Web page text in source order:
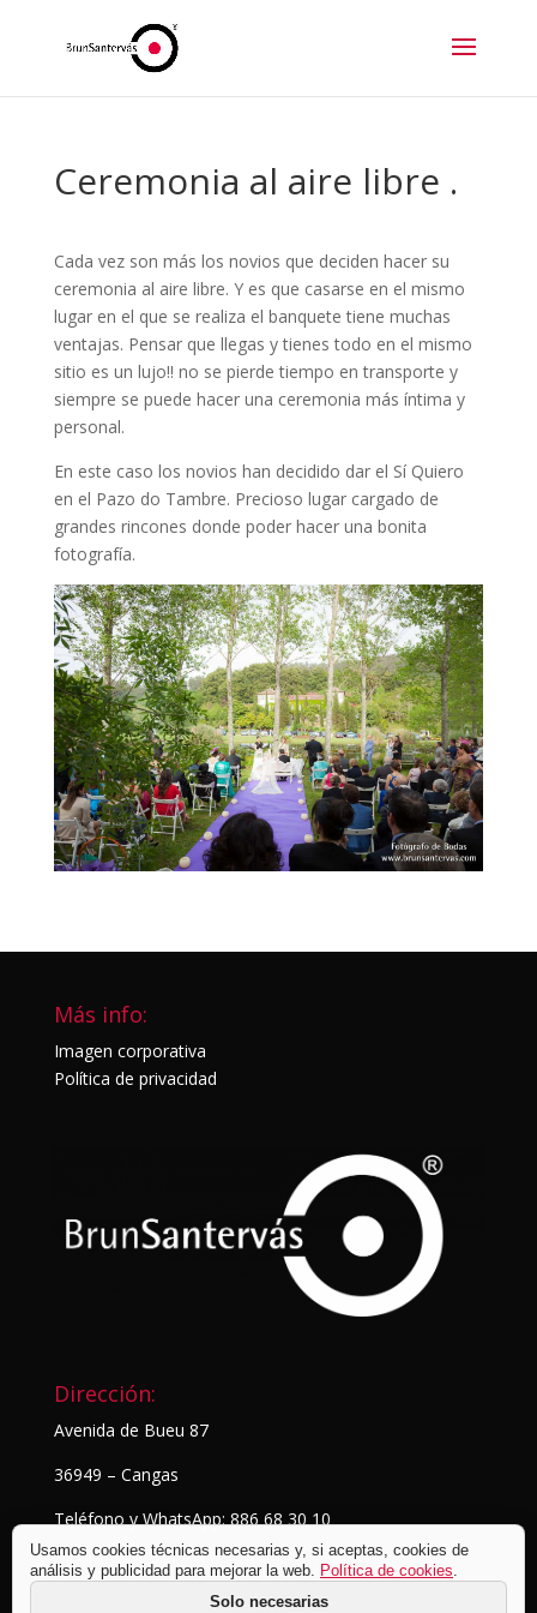
Ceremonia al aire libre .
Cada vez son más los novios que deciden hacer su
ceremonia al aire libre. Y es que casarse en el mismo
lugar en el que se realiza el banquete tiene muchas
ventajas. Pensar que llegas y tienes todo en el mismo
sitio es un lujo!! no se pierde tiempo en transporte y
siempre se puede hacer una ceremonia más íntima y
personal.
En este caso los novios han decidido dar el Sí Quiero
en el Pazo do Tambre. Precioso lugar cargado de
grandes rincones donde poder hacer una bonita
fotografía.
Más info:
Imagen corporativa
Política de privacidad
Dirección:
Avenida de Bueu 87
36949 – Cangas
Teléfono y WhatsApp: 886 68 30 10
Usamos cookies técnicas necesarias y, si aceptas, cookies de
análisis y publicidad para mejorar la web. Política de cookies.
Solo necesarias